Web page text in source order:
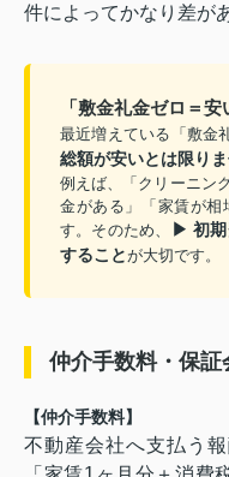
件によってかなり差が
「敷金礼金ゼロ＝
最近増えている「敷金
総額が安いとは限りま
例えば、「クリーニン
金がある」「家賃が相
す。そのため、
▶ 初期
することが大切です。
仲介手数料・保証
【仲介手数料】
不動産会社へ支払う